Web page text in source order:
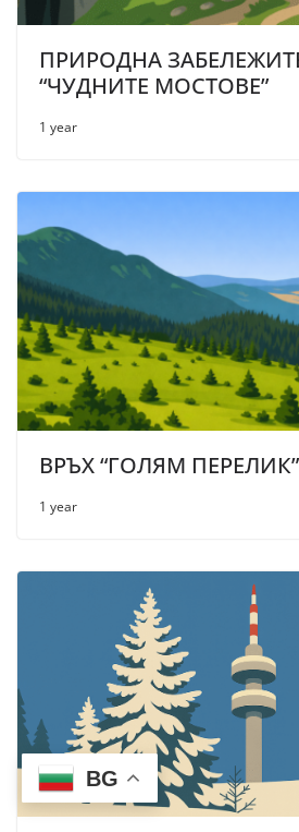
ПРИРОДНА
“ЧУДНИТЕ МОСТОВЕ”
1 year
ВРЪХ “ГОЛЯМ ПЕРЕЛИК”
1 year
BG